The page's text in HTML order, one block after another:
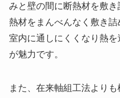
みと壁の間に断熱材を敷
熱材をまんべんなく敷き
室内に通しにくくなり熱
が魅力です。
また、在来軸組工法より